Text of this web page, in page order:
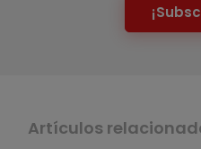
Artículos